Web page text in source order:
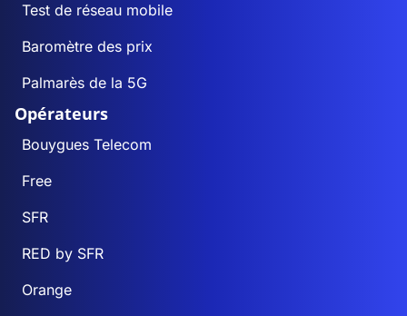
Test de réseau mobile
Baromètre des prix
Palmarès de la 5G
Opérateurs
Bouygues Telecom
Free
SFR
RED by SFR
Orange